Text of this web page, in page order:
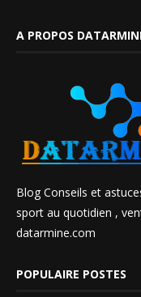
A PROPOS
Blog Conseils et
sport au quotidien ,
datarmine.com
POPULAIRE POSTES